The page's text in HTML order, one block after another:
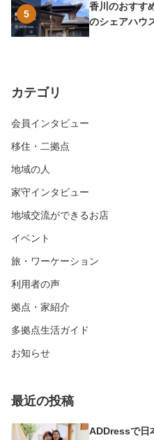
5
香川のおすす
のシェアハウ
カテゴリ
会員インタビュー
移住・二拠点
地域の人
家守インタビュー
地域交流ができるお店
イベント
旅・ワーケーション
利用者の声
拠点・家紹介
多拠点生活ガイド
お知らせ
最近の投稿
ADDressで日